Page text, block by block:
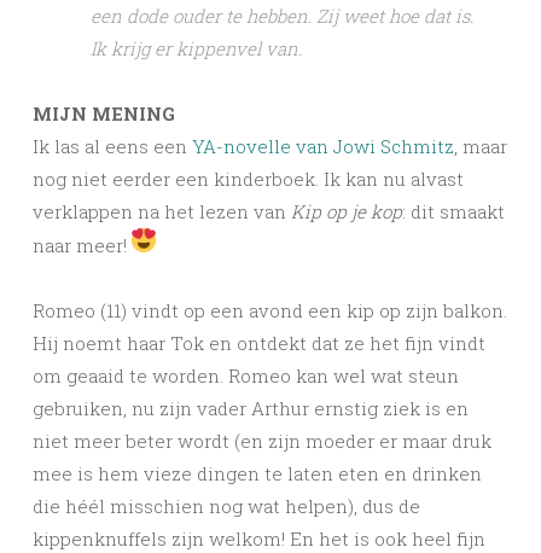
een dode ouder te hebben. Zij weet hoe dat is.
Ik krijg er kippenvel van.
MIJN MENING
Ik las al eens een YA-novelle van Jowi Schmitz, maar
nog niet eerder een kinderboek. Ik kan nu alvast
verklappen na het lezen van Kip op je kop: dit smaakt
naar meer!
Romeo (11) vindt op een avond een kip op zijn balkon.
Hij noemt haar Tok en ontdekt dat ze het fijn vindt
om geaaid te worden. Romeo kan wel wat steun
gebruiken, nu zijn vader Arthur ernstig ziek is en
niet meer beter wordt (en zijn moeder er maar druk
mee is hem vieze dingen te laten eten en drinken
die héél misschien nog wat helpen), dus de
kippenknuffels zijn welkom! En het is ook heel fijn